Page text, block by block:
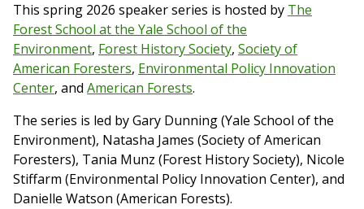
This spring 2026 speaker series is hosted by The
Forest School at the Yale School of the
Environment, Forest History Society, Society of
American Foresters, Environmental Policy Innovation
Center, and American Forests.
The series is led by Gary Dunning (Yale School of the
Environment), Natasha James (Society of American
Foresters), Tania Munz (Forest History Society), Nicole
Stiffarm (Environmental Policy Innovation Center), and
Danielle Watson (American Forests).